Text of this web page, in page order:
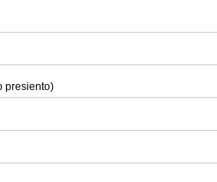
presiento)